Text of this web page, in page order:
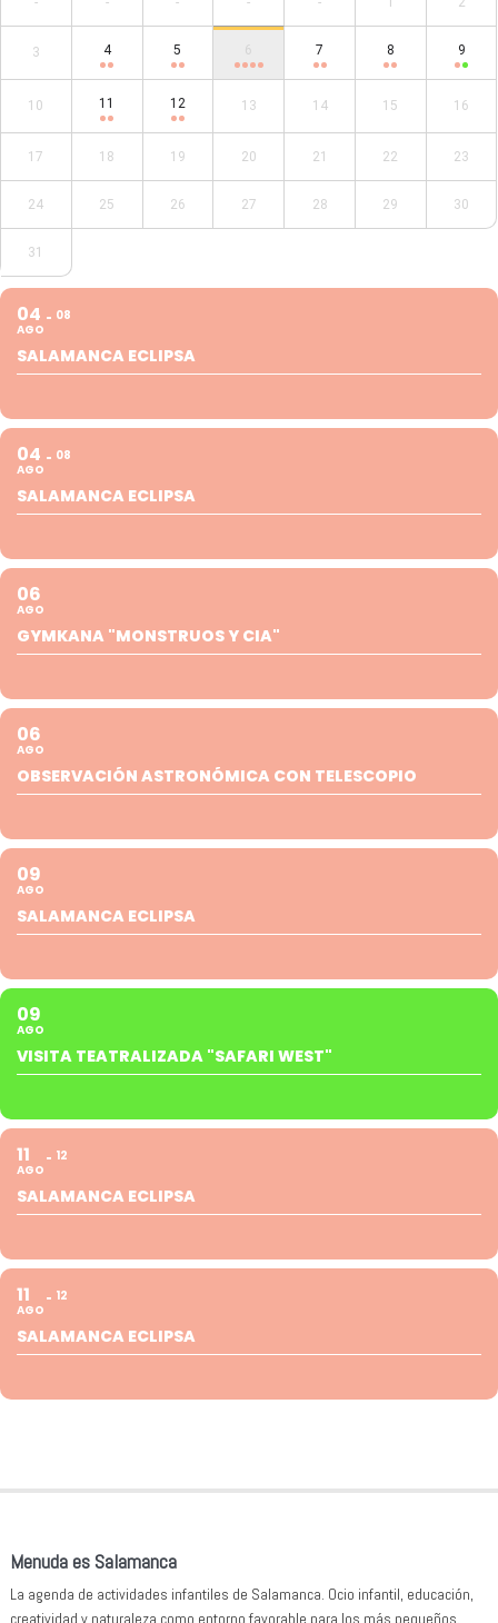
3 4 5 6 7 8 9
10 11 12 13 14 15 16
17 18 19 20 21 22 23
24 25 26 27 28 29 30
31
04
AGO
08
SALAMANCA ECLIPSA
04
AGO
08
SALAMANCA ECLIPSA
06
AGO
GYMKANA "MONSTRUOS Y CIA"
06
AGO
OBSERVACIÓN ASTRONÓMICA CON TELESCOPIO
09
AGO
SALAMANCA ECLIPSA
09
AGO
VISITA TEATRALIZADA "SAFARI WEST"
11
AGO
12
SALAMANCA ECLIPSA
11
AGO
12
SALAMANCA ECLIPSA
Menuda es Salamanca
La agenda de actividades infantiles de Salamanca. Ocio infantil, educación,
creatividad y naturaleza como entorno favorable para los más pequeños.